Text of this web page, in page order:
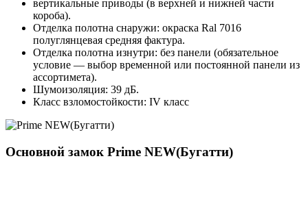
вертикальные приводы (в верхней и нижней части
короба).
Отделка полотна снаружи: окраска Ral 7016
полуглянцевая средняя фактура.
Отделка полотна изнутри: без панели (обязательное
условие — выбор временной или постоянной панели из
ассортимета).
Шумоизоляция: 39 дБ.
Класс взломостойкости: IV класс
Основной замок Prime NEW(Бугатти)